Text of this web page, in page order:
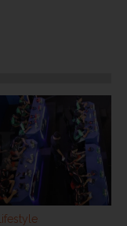
Lifestyle